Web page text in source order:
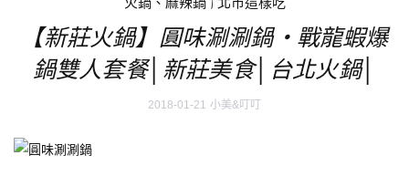
【新莊火鍋】圓味涮涮鍋‧戰龍蝦爆
鍋雙人套餐│新莊美食│台北火鍋│
2018-01-21 小美&叮叮